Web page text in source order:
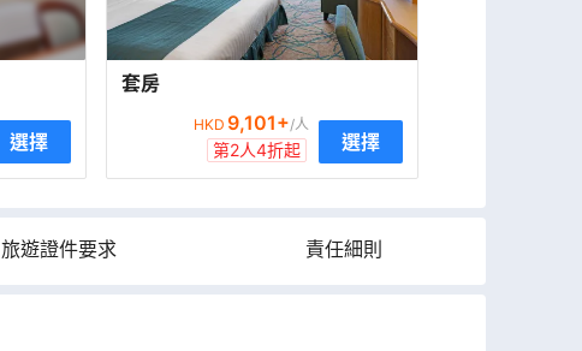
選擇
套房
HKD 9,101+/人
第2人4折起 選擇
旅遊證件要求 責任細則